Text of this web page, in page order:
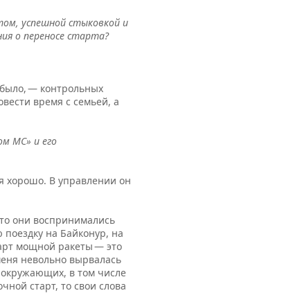
успешной стыковкой и
о переносе старта?
— контрольных
время с семьей, а
МС» и его
хорошо. В управлении он
они воспринимались
на Байконур, на
мощной ракеты — это
невольно вырвалась
окружающих, в том числе
старт, то свои слова